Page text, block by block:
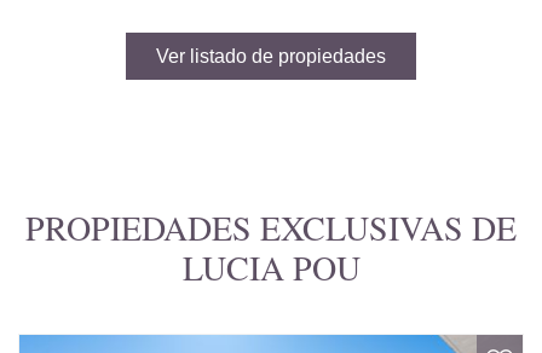
Ver listado de propiedades
PROPIEDADES EXCLUSIVAS DE
LUCIA POU